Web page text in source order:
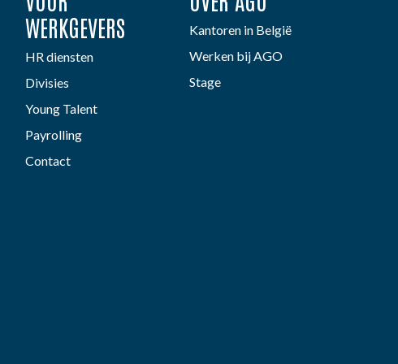
WERKGEVERS
HR diensten
Divisies
Young Talent
Payrolling
Contact
Kantoren in België
Werken bij AGO
Stage